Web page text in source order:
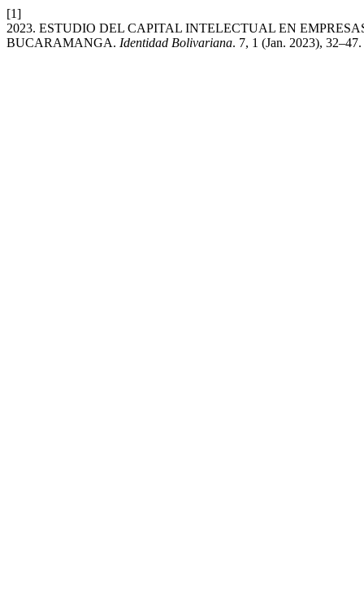
[1]
2023. ESTUDIO DEL CAPITAL INTELECTUAL EN
BUCARAMANGA. Identidad Bolivariana. 7, 1 (Jan. 2023),